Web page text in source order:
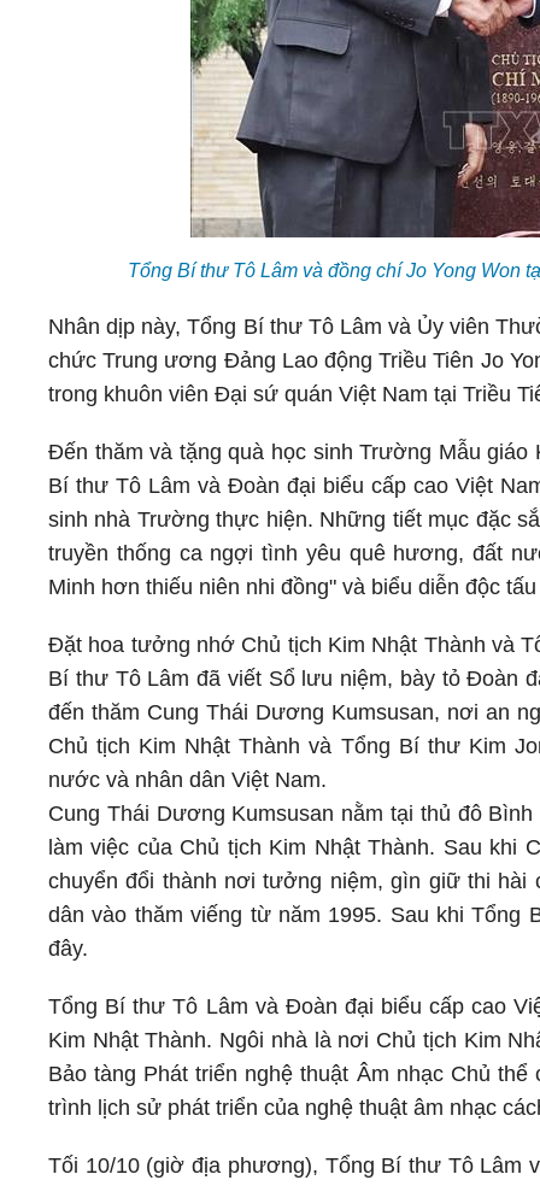
Tổng Bí thư Tô Lâm và đồng chí Jo Yong Won
Nhân dịp này, Tổng Bí thư Tô Lâm và Ủy viên
chức Trung ương Đảng Lao động Triều Tiên Jo
trong khuôn viên Đại sứ quán Việt Nam tại Triều
Đến thăm và tặng quà học sinh Trường Mẫu
Bí thư Tô Lâm và Đoàn đại biểu cấp cao Việt
sinh nhà Trường thực hiện. Những tiết mục đặc
truyền thống ca ngợi tình yêu quê hương, đất
Minh hơn thiếu niên nhi đồng" và biểu diễn độc
Đặt hoa tưởng nhớ Chủ tịch Kim Nhật Thành và
Bí thư Tô Lâm đã viết Sổ lưu niệm, bày tỏ Đoàn
đến thăm Cung Thái Dương Kumsusan, nơi an
Chủ tịch Kim Nhật Thành và Tổng Bí thư Kim
nước và nhân dân Việt Nam.
Cung Thái Dương Kumsusan nằm tại thủ đô
làm việc của Chủ tịch Kim Nhật Thành. Sau
chuyển đổi thành nơi tưởng niệm, gìn giữ thi
dân vào thăm viếng từ năm 1995. Sau khi
đây.
Tổng Bí thư Tô Lâm và Đoàn đại biểu cấp cao
Kim Nhật Thành. Ngôi nhà là nơi Chủ tịch Kim
Bảo tàng Phát triển nghệ thuật Âm nhạc Chủ
trình lịch sử phát triển của nghệ thuật âm nhạc
Tối 10/10 (giờ địa phương), Tổng Bí thư Tô Lâm